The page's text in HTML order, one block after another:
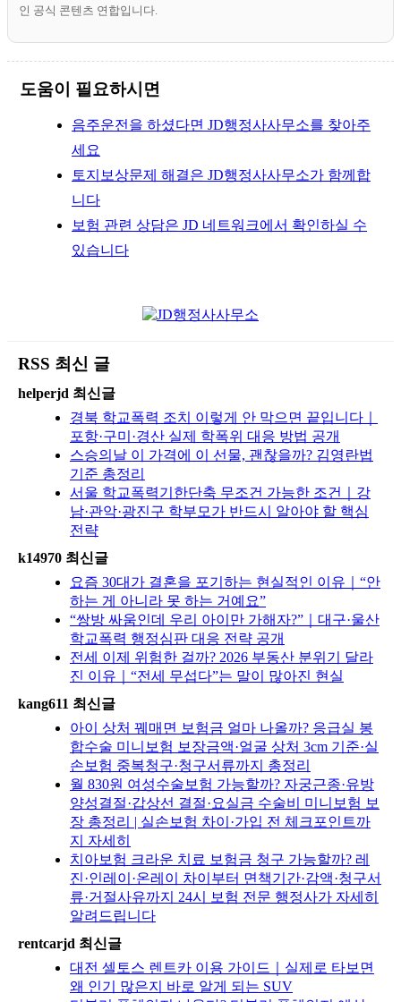
인 공식 콘텐츠 연합입니다.
도움이 필요하시면
음주운전을 하셨다면 JD행정사사무소를 찾아주
세요
토지보상문제 해결은 JD행정사사무소가 함께합
니다
보험 관련 상담은 JD 네트워크에서 확인하실 수
있습니다
RSS 최신 글
helperjd 최신글
경북 학교폭력 조치 이렇게 안 막으면 끝입니다｜
포항·구미·경산 실제 학폭위 대응 방법 공개
스승의날 이 가격에 이 선물, 괜찮을까? 김영란법
기준 총정리
서울 학교폭력기한단축 무조건 가능한 조건｜강
남·관악·광진구 학부모가 반드시 알아야 할 핵심
전략
k14970 최신글
요즘 30대가 결혼을 포기하는 현실적인 이유｜“안
하는 게 아니라 못 하는 거예요”
“쌍방 싸움인데 우리 아이만 가해자?”｜대구·울산
학교폭력 행정심판 대응 전략 공개
전세 이제 위험한 걸까? 2026 부동산 분위기 달라
진 이유｜“전세 무섭다”는 말이 많아진 현실
kang611 최신글
아이 상처 꿰매면 보험금 얼마 나올까? 응급실 봉
합수술 미니보험 보장금액·얼굴 상처 3cm 기준·실
손보험 중복청구·청구서류까지 총정리
월 830원 여성수술보험 가능할까? 자궁근종·유방
양성결절·갑상선 결절·요실금 수술비 미니보험 보
장 총정리 | 실손보험 차이·가입 전 체크포인트까
지 자세히
치아보험 크라운 치료 보험금 청구 가능할까? 레
진·인레이·온레이 차이부터 면책기간·감액·청구서
류·거절사유까지 24시 보험 전문 행정사가 자세히
알려드립니다
rentcarjd 최신글
대전 셀토스 렌트카 이용 가이드｜실제로 타보면
왜 인기 많은지 바로 알게 되는 SUV